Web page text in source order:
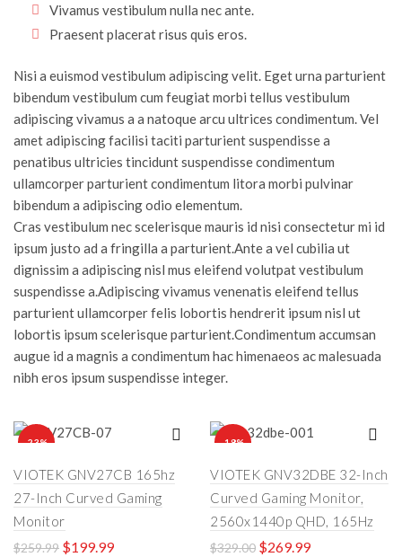
Vivamus vestibulum nulla nec ante.
Praesent placerat risus quis eros.
Nisi a euismod vestibulum adipiscing velit. Eget urna parturient
bibendum vestibulum cum feugiat morbi tellus vestibulum
adipiscing vivamus a a natoque arcu ultrices condimentum. Vel
amet adipiscing facilisi taciti parturient suspendisse a
penatibus ultricies tincidunt suspendisse condimentum
ullamcorper parturient condimentum litora morbi pulvinar
bibendum a adipiscing odio elementum.
Cras vestibulum nec scelerisque mauris id nisi consectetur mi id
ipsum justo ad a fringilla a parturient.Ante a vel cubilia ut
dignissim a adipiscing nisl mus eleifend volutpat vestibulum
suspendisse a.Adipiscing vivamus venenatis eleifend tellus
parturient ullamcorper felis lobortis hendrerit ipsum nisl ut
lobortis ipsum scelerisque parturient.Condimentum accumsan
augue id a magnis a condimentum hac himenaeos ac malesuada
nibh eros ipsum suspendisse integer.
-23%
VIOTEK GNV27CB 165hz
27-Inch Curved Gaming
Monitor
$259.99 $199.99
-18%
VIOTEK GNV32DBE 32-Inch
Curved Gaming Monitor,
2560x1440p QHD, 165Hz
$329.00 $269.99